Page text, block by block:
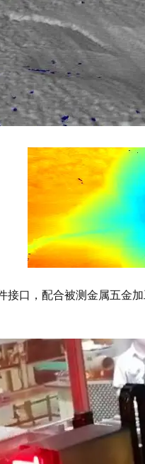
接口，配合被测金属五金